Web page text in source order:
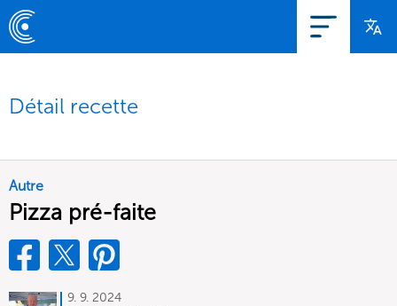
Détail recette
Autre
Pizza pré-faite
9. 9. 2024